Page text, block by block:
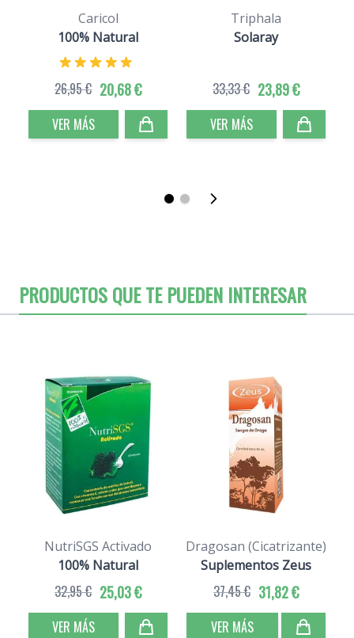
Caricol
100% Natural
20,68 €
26,95 €
VER MÁS
Triphala
Solaray
23,89 €
33,33 €
VER MÁS
PRODUCTOS QUE TE PUEDEN INTERESAR
NutriSGS Activado
100% Natural
25,03 €
32,95 €
VER MÁS
Dragosan (Cicatrizante)
Suplementos Zeus
31,82 €
37,45 €
VER MÁS